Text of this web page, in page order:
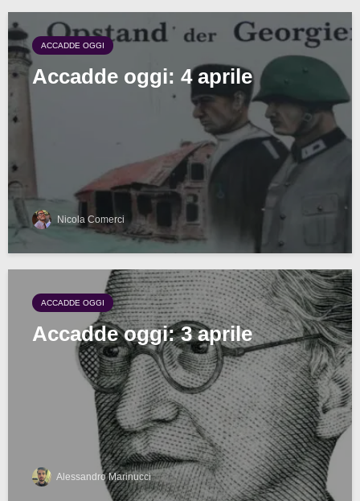
ACCADDE OGGI
Accadde oggi: 4 aprile
Nicola Comerci
ACCADDE OGGI
Accadde oggi: 3 aprile
Alessandro Marinucci